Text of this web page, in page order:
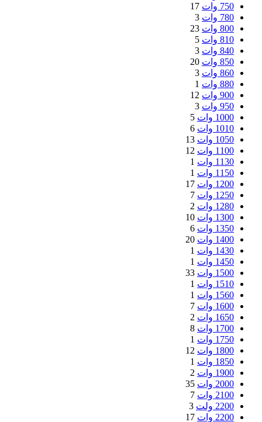
750 وات
17
780 وات
3
800 وات
23
810 وات
5
840 وات
3
850 وات
20
860 وات
3
880 وات
1
900 وات
12
950 وات
3
1000 وات
5
1010 وات
6
1050 وات
13
1100 وات
12
1130 وات
1
1150 وات
1
1200 وات
17
1250 وات
7
1280 وات
2
1300 وات
10
1350 وات
6
1400 وات
20
1430 وات
1
1450 وات
1
1500 وات
33
1510 وات
1
1560 وات
1
1600 وات
7
1650 وات
2
1700 وات
8
1750 وات
1
1800 وات
12
1850 وات
1
1900 وات
2
2000 وات
35
2100 وات
7
2200 ولت
3
2200 وات
17